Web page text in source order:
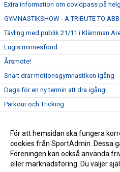
Extra information om covidpass på
GYMNASTIKSHOW - A TRIBUTE TO
Tävling med publik 21/11 i Klämman
Lugis minnesfond
Årsmöte!
Snart drar motionsgymnastiken igång
Dags för en ny termin att dra igång!
Parkour och Tricking
Ny email-struktur
Nytt hem på nätet, samma adress.
För att hemsidan ska fungera
cookies från SportAdmin. Dessa
Föreningen kan också använda
eller marknadsföring. Du väljer